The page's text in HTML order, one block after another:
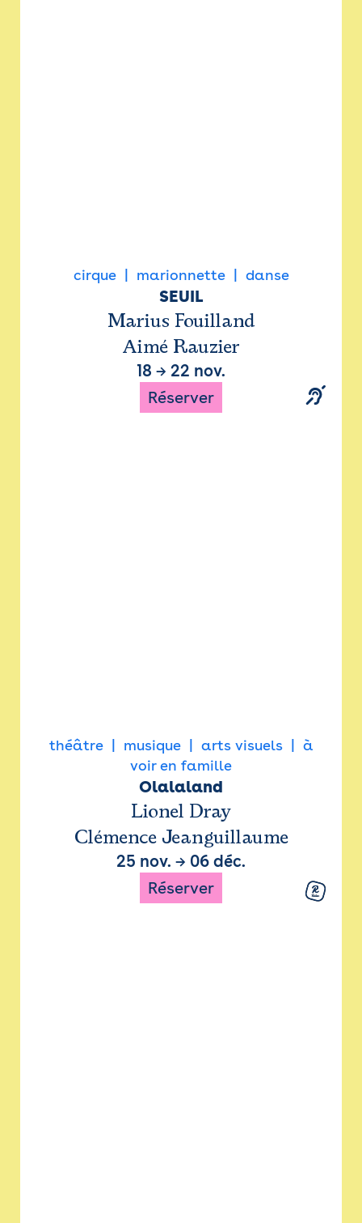
cirque marionnette danse
SEUIL
Marius Fouilland
Aimé Rauzier
18 → 22 nov.
Réserver
théâtre musique arts visuels
à
voir en famille
Olalaland
Lionel Dray
Clémence Jeanguillaume
25 nov. → 06 déc.
Réserver